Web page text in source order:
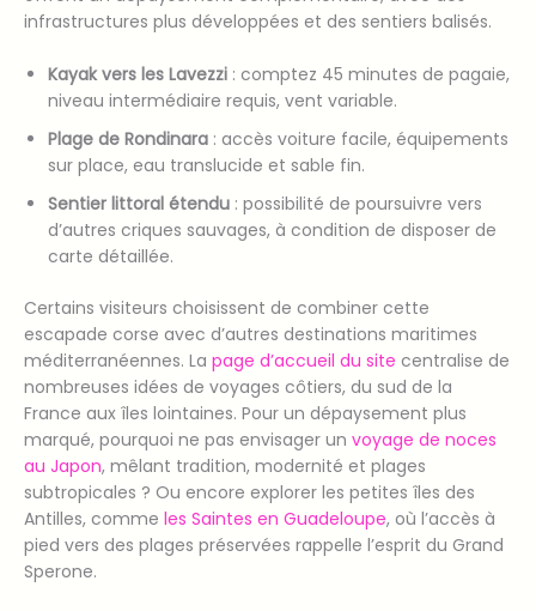
infrastructures plus développées et des sentiers balisés.
Kayak vers les Lavezzi : comptez 45 minutes de pagaie,
niveau intermédiaire requis, vent variable.
Plage de Rondinara : accès voiture facile, équipements
sur place, eau translucide et sable fin.
Sentier littoral étendu : possibilité de poursuivre vers
d’autres criques sauvages, à condition de disposer de
carte détaillée.
Certains visiteurs choisissent de combiner cette
escapade corse avec d’autres destinations maritimes
méditerranéennes. La page d’accueil du site centralise de
nombreuses idées de voyages côtiers, du sud de la
France aux îles lointaines. Pour un dépaysement plus
marqué, pourquoi ne pas envisager un voyage de noces
au Japon, mêlant tradition, modernité et plages
subtropicales ? Ou encore explorer les petites îles des
Antilles, comme les Saintes en Guadeloupe, où l’accès à
pied vers des plages préservées rappelle l’esprit du Grand
Sperone.